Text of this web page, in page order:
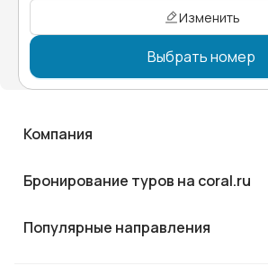
Изменить
Выбрать номер
Компания
Бронирование туров на coral.ru
Популярные направления